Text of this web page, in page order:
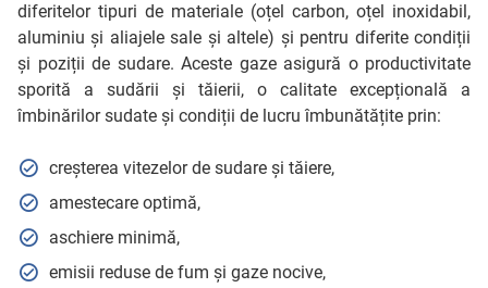
diferitelor tipuri de materiale (oțel carbon, oțel inoxidabil,
aluminiu și aliajele sale și altele) și pentru diferite condiții
și poziții de sudare. Aceste gaze asigură o productivitate
sporită a sudării și tăierii, o calitate excepțională a
îmbinărilor sudate și condiții de lucru îmbunătățite prin:
creșterea vitezelor de sudare și tăiere,
amestecare optimă,
aschiere minimă,
emisii reduse de fum și gaze nocive,